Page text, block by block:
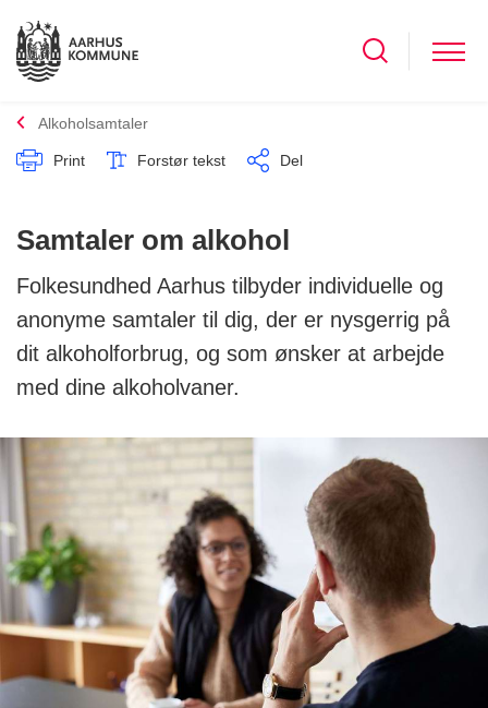
Alkoholsamtaler
Print Forstør tekst Del
Samtaler om alkohol
Folkesundhed Aarhus tilbyder individuelle og
anonyme samtaler til dig, der er nysgerrig på
dit alkoholforbrug, og som ønsker at arbejde
med dine alkoholvaner.